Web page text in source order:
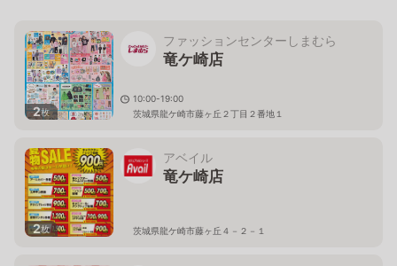
2枚
ファッションセンターしまむら
竜ケ崎店
10:00-19:00
茨城県龍ケ崎市藤ヶ丘２丁目２番地１
2枚
アベイル
竜ケ崎店
茨城県龍ケ崎市藤ヶ丘４－２－１